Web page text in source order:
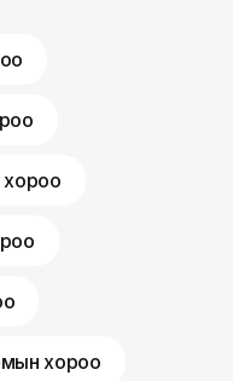
хороо
хороо